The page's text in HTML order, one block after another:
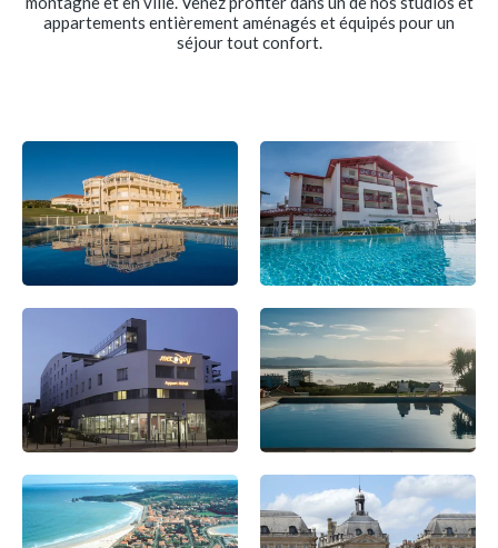
appartements entièrement aménagés et équipés pour un
séjour tout confort.